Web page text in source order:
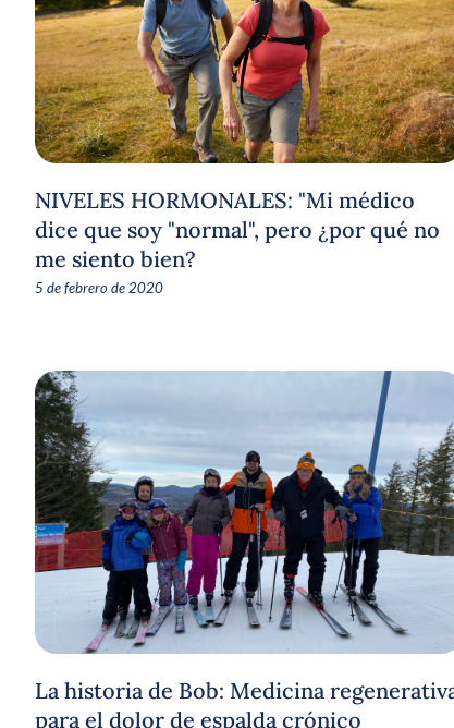
NIVELES HORMONALES: "Mi médico
dice que soy "normal", pero ¿por qué no
me siento bien?
5 de febrero de 2020
La historia de Bob: Medicina
para el dolor de espalda crónico